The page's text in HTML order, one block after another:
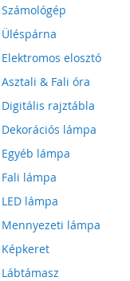
Számológép
Üléspárna
Elektromos elosztó
Asztali & Fali óra
Digitális rajztábla
Dekorációs lámpa
Egyéb lámpa
Fali lámpa
LED lámpa
Mennyezeti lámpa
Képkeret
Lábtámasz